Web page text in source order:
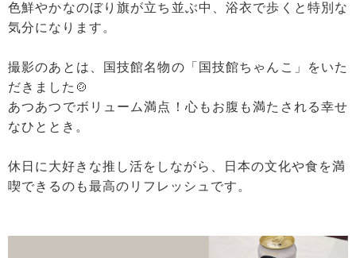
色鮮やかなのぼり旗が立ち並ぶ中、浴衣で歩くと特別な
気分になります。
撮影のあとは、国技館名物の「国技館ちゃんこ」をいた
だきました🍲
あつあつでボリューム満点！心もお腹も満たされる幸せ
なひととき。
休日に大好きな推し活をしながら、日本の文化や食を満
喫できるのも最高のリフレッシュです。